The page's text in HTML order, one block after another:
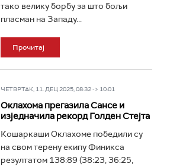
тако велику борбу за што бољи
пласман на Западу...
Прочитај
ЧЕТВРТАК, 11. ДЕЦ 2025, 08:32 -> 10:01
Оклахома прегазила Сансе и
изједначила рекорд Голден Стејта
Кошаркаши Оклахоме победили су
на свом терену екипу Финикса
резултатом 138:89 (38:23, 36:25,